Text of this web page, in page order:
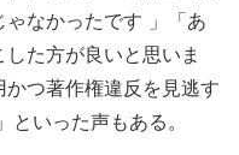
なかったです 」「あ
た方が良いと思いま
つ著作権違反を見逃す
いった声もある。